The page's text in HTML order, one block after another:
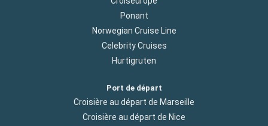
Ponant
Norwegian Cruise Line
Celebrity Cruises
Hurtigruten
Port de départ
Croisière au départ de Marseille
Croisière au départ de Nice